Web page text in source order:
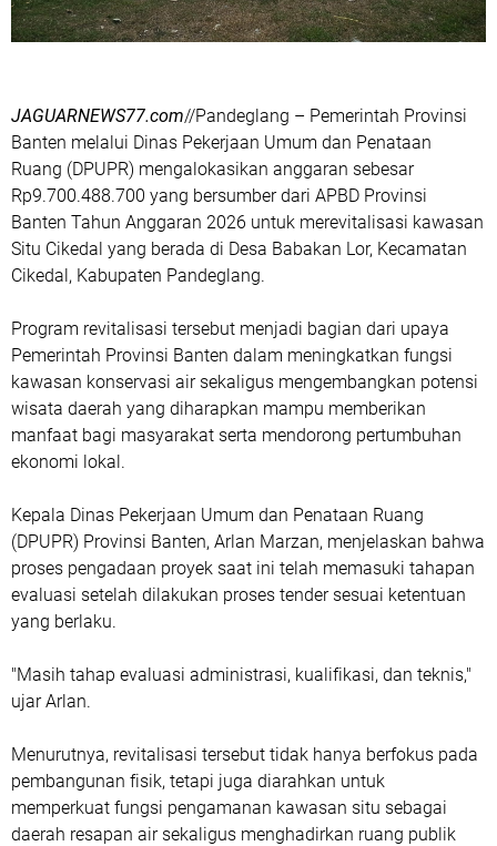
JAGUARNEWS77.com//Pandeglang – Pemerintah Provinsi
Banten melalui Dinas Pekerjaan Umum dan Penataan
Ruang (DPUPR) mengalokasikan anggaran sebesar
Rp9.700.488.700 yang bersumber dari APBD Provinsi
Banten Tahun Anggaran 2026 untuk merevitalisasi kawasan
Situ Cikedal yang berada di Desa Babakan Lor, Kecamatan
Cikedal, Kabupaten Pandeglang.
Program revitalisasi tersebut menjadi bagian dari upaya
Pemerintah Provinsi Banten dalam meningkatkan fungsi
kawasan konservasi air sekaligus mengembangkan potensi
wisata daerah yang diharapkan mampu memberikan
manfaat bagi masyarakat serta mendorong pertumbuhan
ekonomi lokal.
Kepala Dinas Pekerjaan Umum dan Penataan Ruang
(DPUPR) Provinsi Banten, Arlan Marzan, menjelaskan bahwa
proses pengadaan proyek saat ini telah memasuki tahapan
evaluasi setelah dilakukan proses tender sesuai ketentuan
yang berlaku.
"Masih tahap evaluasi administrasi, kualifikasi, dan teknis,"
ujar Arlan.
Menurutnya, revitalisasi tersebut tidak hanya berfokus pada
pembangunan fisik, tetapi juga diarahkan untuk
memperkuat fungsi pengamanan kawasan situ sebagai
daerah resapan air sekaligus menghadirkan ruang publik